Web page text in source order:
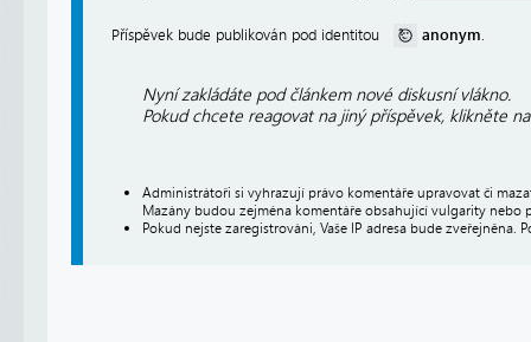
Příspěvek bude publikován pod identitou anonym.
Nyní zakládáte pod článkem nové diskusní vlákno.
Pokud chcete reagovat na jiný příspěvek, klikněte
Administrátoři si vyhrazují právo komentáře upravovat či
Mazány budou zejména komentáře obsahující vulgarity nebo
Pokud nejste zaregistrováni, Vaše IP adresa bude